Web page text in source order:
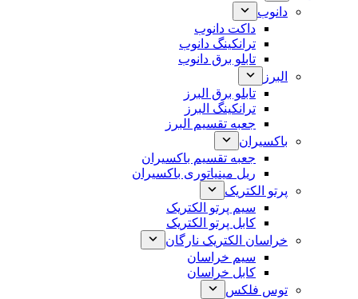
دانوب
داکت دانوب
ترانکینگ دانوب
تابلو برق دانوب
البرز
تابلو برق البرز
ترانکینگ البرز
جعبه تقسیم البرز
باکسیران
جعبه تقسیم باکسیران
ریل مینیاتوری باکسیران
پرتو الکتریک
سیم پرتو الکتریک
کابل پرتو الکتریک
خراسان الکتریک نارگان
سیم خراسان
کابل خراسان
توس فلکس